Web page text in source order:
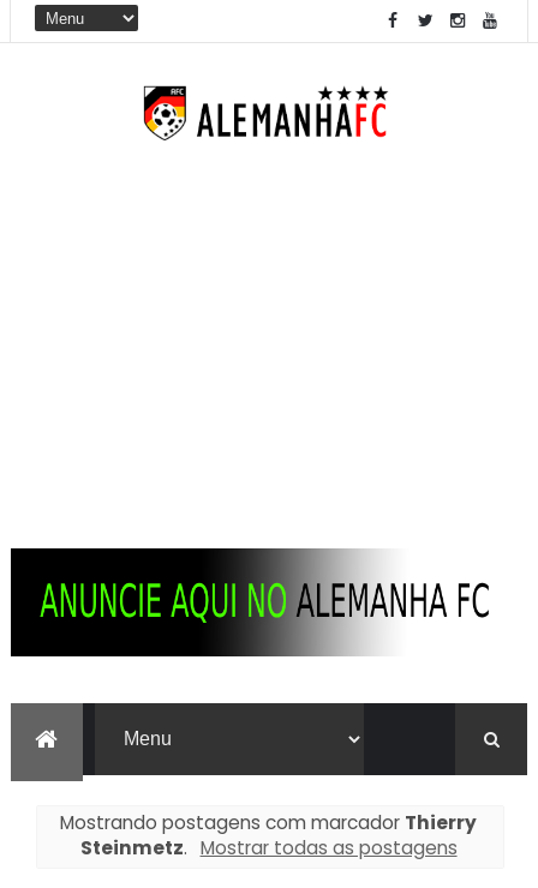
Mostrando postagens com marcador Thierry
Steinmetz. Mostrar todas as postagens